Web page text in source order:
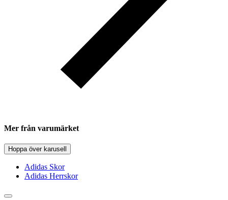
Mer från varumärket
Hoppa över karusell
Adidas Skor
Adidas Herrskor